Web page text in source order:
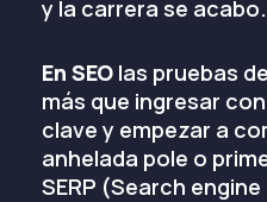
y la carrera se acabo.
En SEO las pruebas
más que ingresar
clave y empezar a
anhelada pole o
SERP (Search